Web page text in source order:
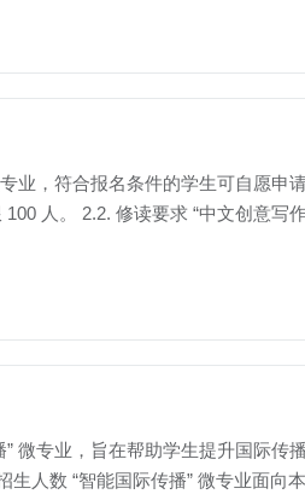
业，符合报名条件的学生可自愿申
人。 2.2. 修读要求 “中文创意写
微专业，旨在帮助学生提升国际传
人数 “智能国际传播” 微专业面向